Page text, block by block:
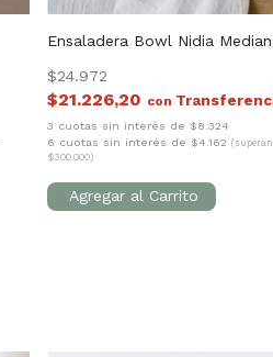
Ensaladera Bowl Nidia
$24.972
$21.226,20 con
3 cuotas sin interés de $8.324
6 cuotas sin interés de $4.162
$300.000)